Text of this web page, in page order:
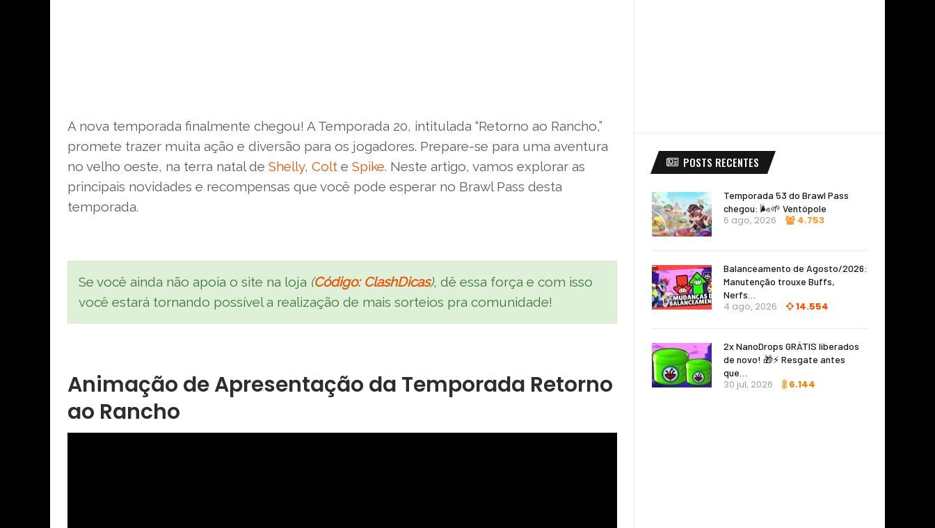
A nova temporada finalmente chegou! A Temporada 20, intitulada “Retorno ao Rancho,”
promete trazer muita ação e diversão para os jogadores. Prepare-se para uma aventura
no velho oeste, na terra natal de Shelly, Colt e Spike. Neste artigo, vamos explorar as
principais novidades e recompensas que você pode esperar no Brawl Pass desta
temporada.
Se você ainda não apoia o site na loja (Código: ClashDicas), dê essa força e com isso
você estará tornando possível a realização de mais sorteios pra comunidade!
Animação de Apresentação da Temporada Retorno
ao Rancho
POSTS RECENTES
Temporada 53 do Brawl Pass
chegou: 🌬️🌱 Ventópole
6 ago, 2026 4.753
Balanceamento de Agosto/2026:
Manutenção trouxe Buffs,
Nerfs…
4 ago, 2026 14.554
2x NanoDrops GRÁTIS liberados
de novo! 🎁⚡ Resgate antes
que…
30 jul, 2026 6.144